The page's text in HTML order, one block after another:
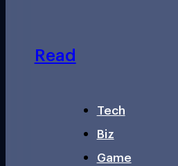
Read
Tech
Biz
Game